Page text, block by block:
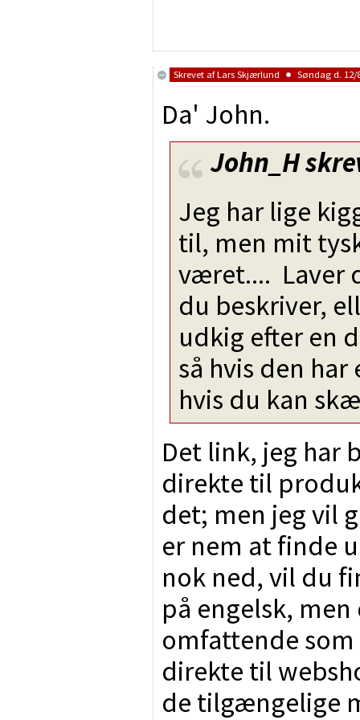
Skrevet afLars Skjærlund Søndag d. 12/
Da' John.
John_H
Jeg har lige
til, men mit
været.... Laver
du beskriver,
udkig efter en
så hvis den
hvis du kan
Det link, jeg har
direkte til
det; men jeg vil
er nem at finde
nok ned, vil du
på engelsk,
omfattende som
direkte til
de tilgængelige